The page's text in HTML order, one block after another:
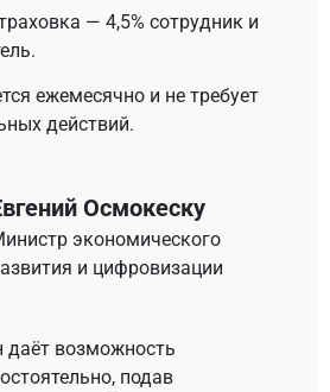
— 4,5% сотрудник и
ежемесячно и не требует
действий.
Осмокеску
экономического
и цифровизации
даёт возможность
подав